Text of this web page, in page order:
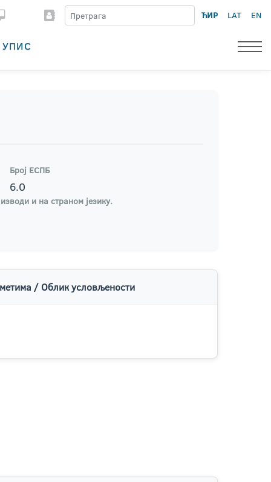
ЋИР LAT EN
УПИС
Број ЕСПБ
6.0
и на страном језику.
/ Облик условљености